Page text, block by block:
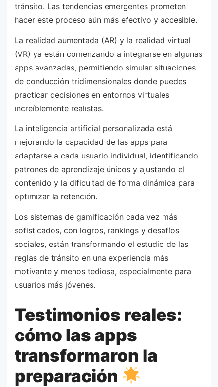
tránsito. Las tendencias emergentes prometen
hacer este proceso aún más efectivo y accesible.
La realidad aumentada (AR) y la realidad virtual
(VR) ya están comenzando a integrarse en algunas
apps avanzadas, permitiendo simular situaciones
de conducción tridimensionales donde puedes
practicar decisiones en entornos virtuales
increíblemente realistas.
La inteligencia artificial personalizada está
mejorando la capacidad de las apps para
adaptarse a cada usuario individual, identificando
patrones de aprendizaje únicos y ajustando el
contenido y la dificultad de forma dinámica para
optimizar la retención.
Los sistemas de gamificación cada vez más
sofisticados, con logros, rankings y desafíos
sociales, están transformando el estudio de las
reglas de tránsito en una experiencia más
motivante y menos tediosa, especialmente para
usuarios más jóvenes.
Testimonios reales:
cómo las apps
transformaron la
preparación